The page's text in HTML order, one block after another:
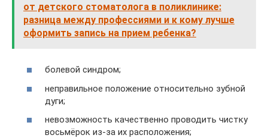
от детского стоматолога в поликлинике:
разница между профессиями и к кому лучше
оформить запись на прием ребенка?
болевой синдром;
неправильное положение относительно зубной
дуги;
невозможность качественно проводить чистку
восьмёрок из-за их расположения;